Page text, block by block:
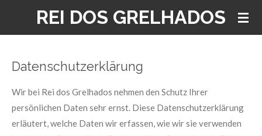
REI DOS GRELHADOS
Datenschutzerklärung
Wir bei Rei dos Grelhados nehmen den Schutz Ihrer
persönlichen Daten sehr ernst. Diese Datenschutzerklärung
erläutert, welche Daten wir erfassen, wie wir sie verwenden